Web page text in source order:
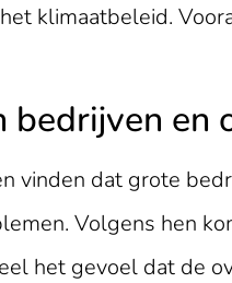
klimaatbeleid.
bedrijven en
vinden dat grote
Volgens hen
het gevoel dat de